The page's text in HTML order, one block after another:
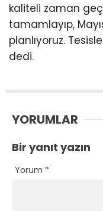
kaliteli zaman
tamamlayıp,
planlıyoruz.
dedi.
YORUMLAR
Bir yanıt yazın
Yorum *